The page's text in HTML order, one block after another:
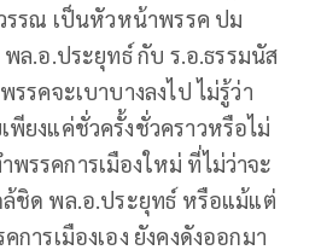
รรณ เป็นหัวหน้าพรรค ปม
ล.อ.ประยุทธ์ กับ ร.อ.ธรรมนัส
รรคจะเบาบางลงไป ไม่รู้ว่า
พียงแค่ชั่วครั้งชั่วคราวหรือไม่
พรรคการเมืองใหม่ ที่ไม่ว่าจะ
ชิด พล.อ.ประยุทธ์ หรือแม้แต่
การเมืองเอง ยังคงดังออกมา